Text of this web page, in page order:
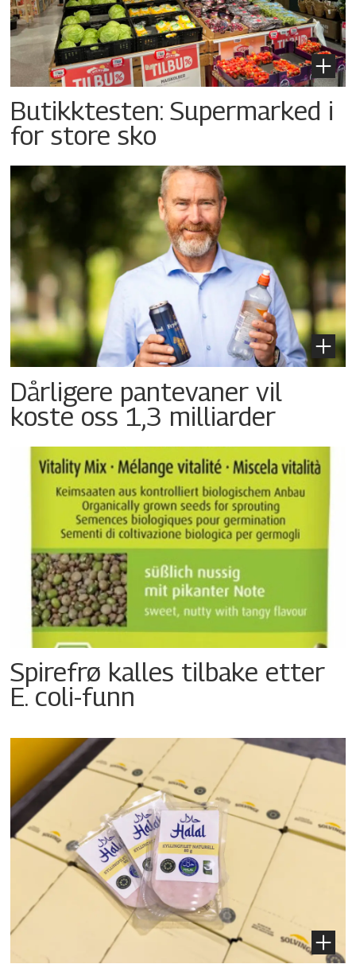
Butikktesten: Supermarked i
for store sko
Dårligere pantevaner vil
koste oss 1,3 milliarder
Spirefrø kalles tilbake etter
E. coli-funn